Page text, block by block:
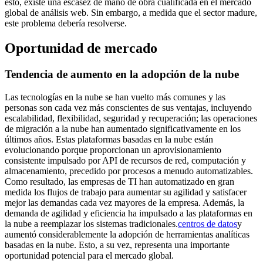
esto, existe una escasez de mano de obra cualificada en el mercado
global de análisis web. Sin embargo, a medida que el sector madure,
este problema debería resolverse.
Oportunidad de mercado
Tendencia de aumento en la adopción de la nube
Las tecnologías en la nube se han vuelto más comunes y las
personas son cada vez más conscientes de sus ventajas, incluyendo
escalabilidad, flexibilidad, seguridad y recuperación; las operaciones
de migración a la nube han aumentado significativamente en los
últimos años. Estas plataformas basadas en la nube están
evolucionando porque proporcionan un aprovisionamiento
consistente impulsado por API de recursos de red, computación y
almacenamiento, precedido por procesos a menudo automatizables.
Como resultado, las empresas de TI han automatizado en gran
medida los flujos de trabajo para aumentar su agilidad y satisfacer
mejor las demandas cada vez mayores de la empresa. Además, la
demanda de agilidad y eficiencia ha impulsado a las plataformas en
la nube a reemplazar los sistemas tradicionales.centros de datosy
aumentó considerablemente la adopción de herramientas analíticas
basadas en la nube. Esto, a su vez, representa una importante
oportunidad potencial para el mercado global.